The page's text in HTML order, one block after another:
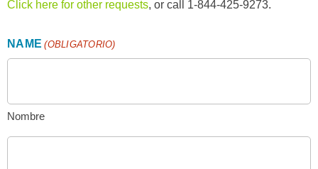
Click here for other requests, or call 1-844-425-9273.
NAME (OBLIGATORIO)
Nombre